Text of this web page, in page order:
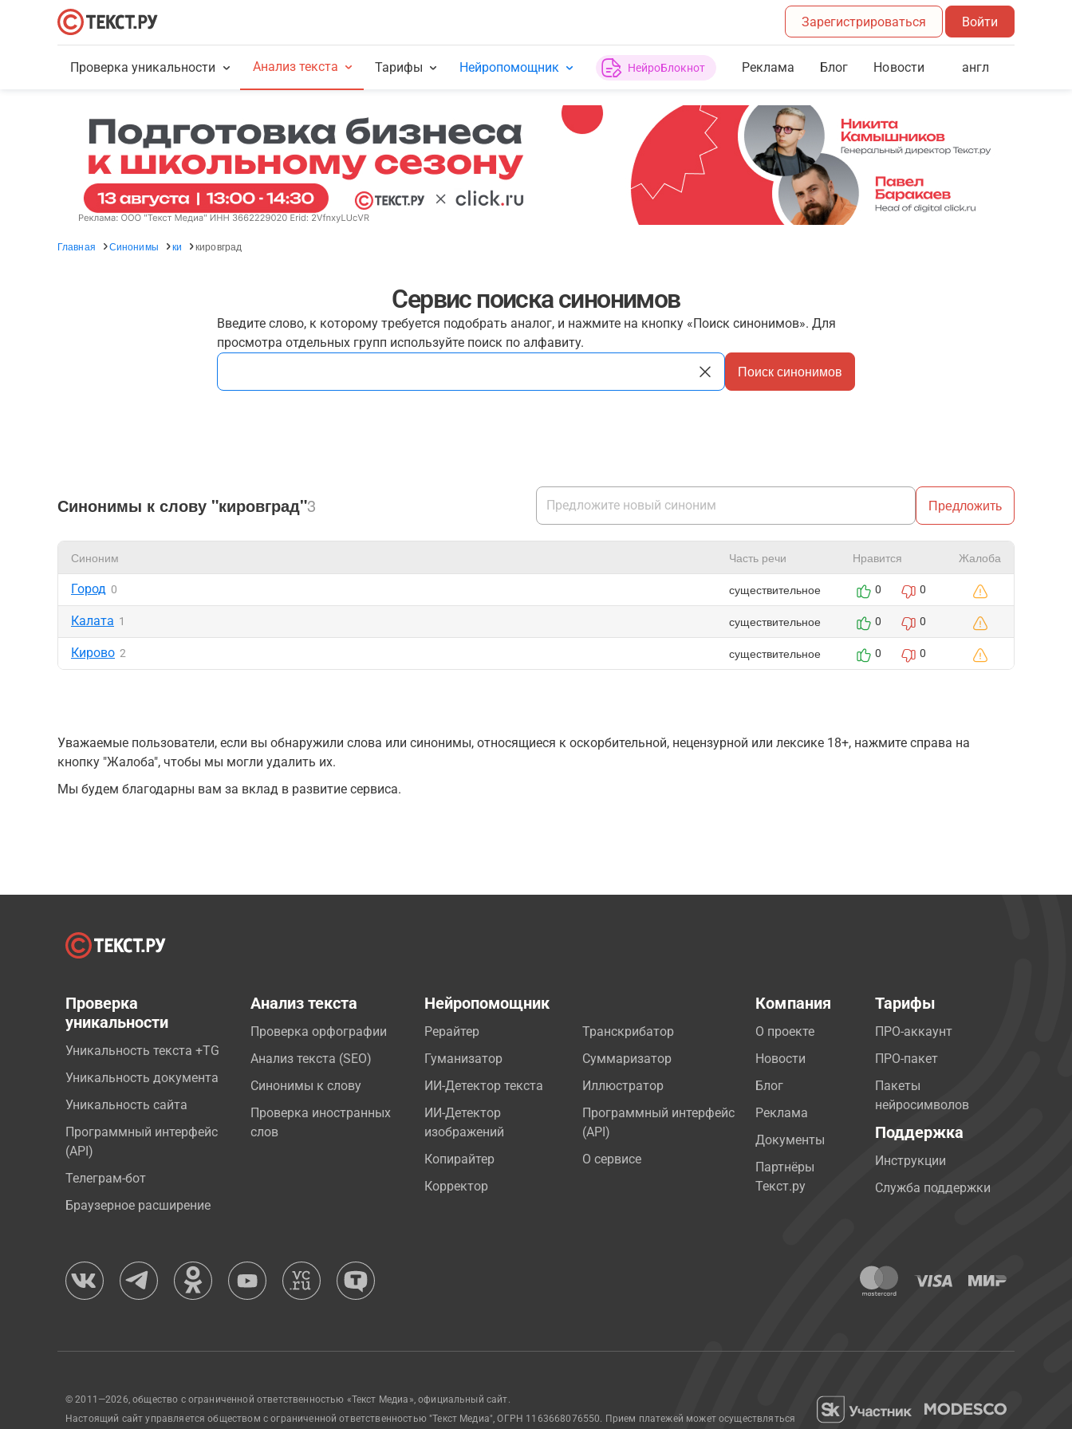
Зарегистрироваться Войти
Проверка уникальности Анализ текста Тарифы Нейропомощник НейроБлокнот Реклама Блог Новости англ
Главная Синонимы ки кировград
Сервис поиска синонимов
Введите слово, к которому требуется подобрать аналог, и нажмите на кнопку «Поиск синонимов». Для
просмотра отдельных групп используйте поиск по алфавиту.
Поиск синонимов
Синонимы к слову "кировград"3 Предложить
Синоним Часть речи Нравится Жалоба
Город 0 существительное 0 0
Калата 1 существительное 0 0
Кирово 2 существительное 0 0
Уважаемые пользователи, если вы обнаружили слова или синонимы, относящиеся к оскорбительной, нецензурной или лексике 18+, нажмите справа на
кнопку "Жалоба", чтобы мы могли удалить их.
Мы будем благодарны вам за вклад в развитие сервиса.
Проверка
уникальности
Уникальность текста +TG
Уникальность документа
Уникальность сайта
Программный интерфейс
(API)
Телеграм-бот
Браузерное расширение
Анализ текста
Проверка орфографии
Анализ текста (SEO)
Синонимы к слову
Проверка иностранных
слов
Нейропомощник
Рерайтер
Гуманизатор
ИИ-Детектор текста
ИИ-Детектор
изображений
Копирайтер
Корректор
Транскрибатор
Суммаризатор
Иллюстратор
Программный интерфейс
(API)
О сервисе
Компания
О проекте
Новости
Блог
Реклама
Документы
Партнёры
Текст.ру
Тарифы
ПРО-аккаунт
ПРО-пакет
Пакеты
нейросимволов
Поддержка
Инструкции
Служба поддержки
© 2011—2026, общество с ограниченной ответственностью «Текст Медиа», официальный сайт.
Настоящий сайт управляется обществом с ограниченной ответственностью "Текст Медиа", ОГРН 1163668076550. Прием платежей может осуществляться